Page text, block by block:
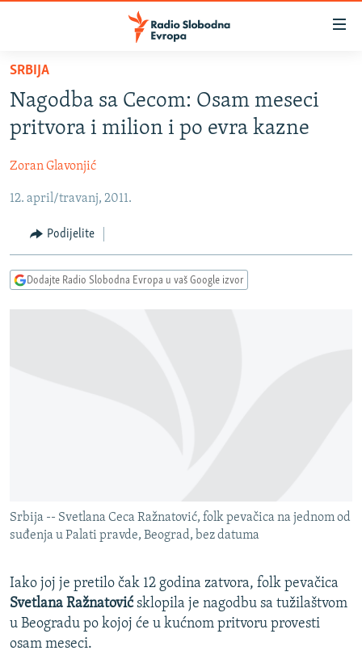
Pređite
glavni
sadržaj
Pređite
na
navigaciju
Pređite
pretragu
BOSNA I HERCEGOVINA
SRBIJA
KOSOVO
CRNA GORA
VIZUELNO
FOTOGALERIJE
PODCASTI
RAT U UKRAJINI
POPLAVE I KLIZIŠTA U BIH 2024.
POST SCRIPTUM
MOJA EVROPA
TRI DECENIJE OD RATA U BIH
SRBIJA
Nagodba sa Cecom: Osam meseci
pritvora i milion i po evra kazne
Zoran Glavonjić
12. april/travanj, 2011.
Podijelite
Dodajte Radio Slobodna Evropa u vaš Google izvor
Srbija -- Svetlana Ceca Ražnatović, folk pevačica na jednom od
suđenja u Palati pravde, Beograd, bez datuma
Iako joj je pretilo čak 12 godina zatvora, folk pevačica
Svetlana Ražnatovićsklopila je nagodbu sa tužilaštvom
u Beogradu po kojoj će u kućnom pritvoru provesti
osam meseci.